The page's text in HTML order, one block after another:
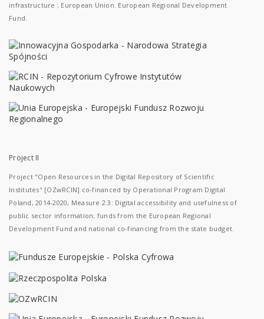
infrastructure ; European Union. European Regional Development
Fund.
Project II
Project "Open Resources in the Digital Repository of Scientific
Institutes" [OZwRCIN] co-financed by Operational Program Digital
Poland, 2014-2020, Measure 2.3: Digital accessibility and usefulness of
public sector information; funds from the European Regional
Development Fund and national co-financing from the state budget.